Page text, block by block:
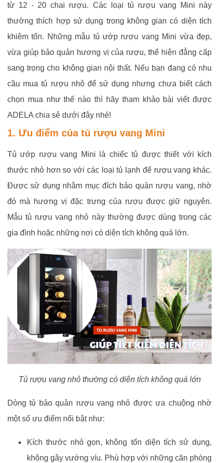
từ 12 - 20 chai rượu. Các loại tủ rượu vang Mini này
thường thích hợp sử dụng trong không gian có diện tích
khiêm tốn. Những mẫu tủ ướp rượu vang Mini vừa đẹp,
vừa giúp bảo quản hương vị của rượu, thể hiện đẳng cấp
sang trọng cho không gian nội thất. Nếu bạn đang có nhu
cầu mua tủ rượu nhỏ để sử dụng nhưng chưa biết cách
chọn mua như thế nào thì hãy tham khảo bài viết được
ADELA chia sẻ dưới đây nhé!
1. Ưu điểm của tủ rượu vang Mini
Tủ ướp rượu vang Mini là chiếc tủ được thiết với kích
thước nhỏ hơn so với các loại tủ lạnh để rượu vang khác.
Được sử dụng nhằm mục đích bảo quản rượu vang, nhờ
đó mà hương vị đặc trưng của rượu được giữ nguyên.
Mẫu tủ rượu vang nhỏ này thường được dùng trong các
gia đình hoặc những nơi có diện tích không quá lớn.
Tủ rượu vang nhỏ thường có diện tích không quá lớn
Dòng tủ bảo quản rượu vang nhỏ được ưa chuộng nhờ
một số ưu điểm nổi bật như:
Kích thước nhỏ gọn, không tốn diện tích sử dụng,
không gây vướng víu. Phù hợp với những căn phòng